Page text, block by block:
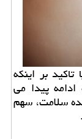
بر اینکه
آینده ادامه پیدا می
بیمه شده سلامت، سهم